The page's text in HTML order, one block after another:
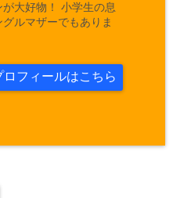
大好物！ 小学生の息
ルマザーでもありま
フィールはこちら